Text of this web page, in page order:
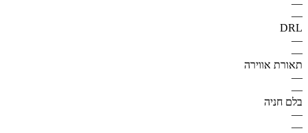
—
—
DRL
—
—
תאורת אווירה
—
—
בלם חניה
—
—